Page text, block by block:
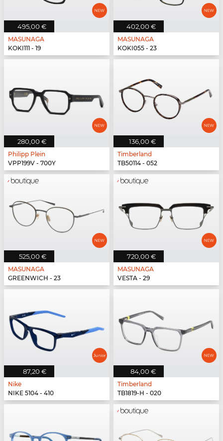
495,00 €
MASUNAGA
KOKI111 - 19
402,00 €
MASUNAGA
KOKI055 - 23
280,00 €
Philipp Plein
VPP199V - 700Y
136,00 €
Timberland
TB50114 - 052
525,00 €
MASUNAGA
GREENWICH - 23
720,00 €
MASUNAGA
VESTA - 29
87,20 €
Nike
NIKE 5104 - 410
84,00 €
Timberland
TB1819-H - 020